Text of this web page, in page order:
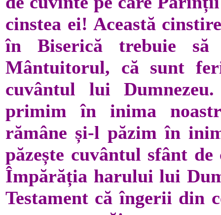
cinstea ei! Această
în Biserică trebuie
Mântuitorul, că sunt
cuvântul lui
primim în inima
rămâne și-l păzim în
păzește cuvântul sfânt
Împărăția harului lui
Testament că îngerii din